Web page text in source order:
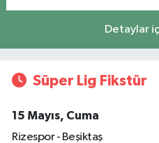
Detaylar
Süper Lig Fikstür
15 Mayıs, Cuma
Rizespor - Beşiktaş